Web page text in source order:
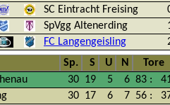
SC Eintracht Freising
SpVgg Altenerding
FC Langengeisling
Sp. S U N
Tore
30 19 5 6 83 :
30 17 6 7 56 :